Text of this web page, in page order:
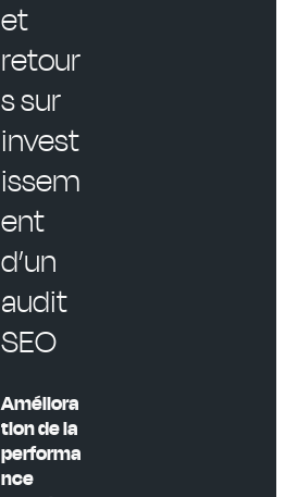
et
retour
s sur
invest
issem
ent
d’un
audit
SEO
Améliora
tion de la
performa
nce